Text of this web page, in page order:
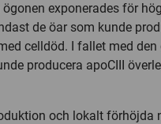
exponerades för
de öar som kunde
celldöd. I fallet med den
producera apoCIII
och lokalt förhöjda